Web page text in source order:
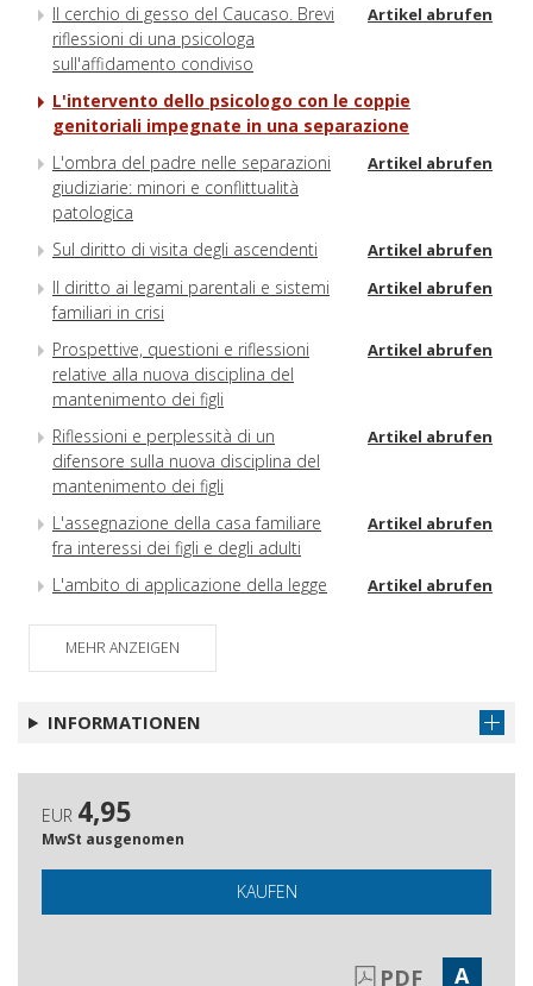
Il cerchio di gesso del Caucaso. Brevi
riflessioni di una psicologa
sull'affidamento condiviso
Artikel abrufen
L'intervento dello psicologo con le coppie
genitoriali impegnate in una separazione
L'ombra del padre nelle separazioni
giudiziarie: minori e conflittualità
patologica
Artikel abrufen
Sul diritto di visita degli ascendenti Artikel abrufen
Il diritto ai legami parentali e sistemi
familiari in crisi
Artikel abrufen
Prospettive, questioni e riflessioni
relative alla nuova disciplina del
mantenimento dei figli
Artikel abrufen
Riflessioni e perplessità di un
difensore sulla nuova disciplina del
mantenimento dei figli
Artikel abrufen
L'assegnazione della casa familiare
fra interessi dei figli e degli adulti
Artikel abrufen
L'ambito di applicazione della legge
Artikel abrufen
Alcuni nodi processuali da districare:
reclamo dei provvedimenti provvisori,
e soluzione delle controversie in caso
ascolto del minore
Le buone ragioni a sostegno della
pratica dell'ascolto
Artikel abrufen
MEHR ANZEIGEN
INFORMATIONEN
EUR 4,95
MwSt ausgenomen
KAUFEN
PDF A